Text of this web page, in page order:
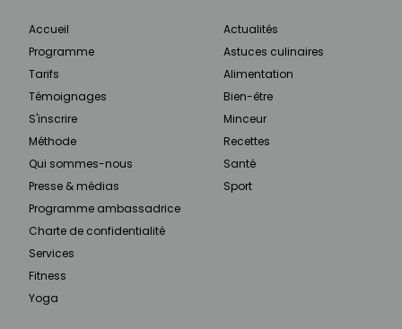
Accueil
Programme
Tarifs
Témoignages
S'inscrire
Méthode
Qui sommes-nous
Presse & médias
Programme ambassadrice
Charte de confidentialité
Services
Fitness
Yoga
Actualités
Astuces culinaires
Alimentation
Bien-être
Minceur
Recettes
Santé
Sport